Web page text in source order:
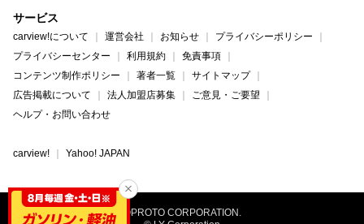
サービス
carview!について 運営会社 お知らせ
プライバシーポリシー
プライバシーセンター
利用規約
免責事項
コンテンツ制作ポリシー
著者一覧
サイトマップ
広告掲載について
法人加盟店募集
ご意見・ご要望
ヘルプ・お問い合わせ
carview! Yahoo! JAPAN
©PROTO CORPORATION.